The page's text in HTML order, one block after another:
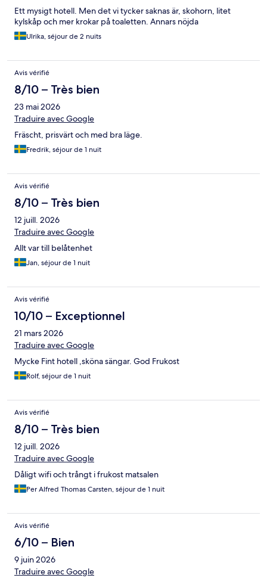
Ett mysigt hotell. Men det vi tycker saknas är, skohorn, litet
kylskåp och mer krokar på toaletten. Annars nöjda
Ulrika, séjour de 2 nuits
Avis vérifié
8/10 – Très bien
23 mai 2026
Traduire avec Google
Fräscht, prisvärt och med bra läge.
Fredrik, séjour de 1 nuit
Avis vérifié
8/10 – Très bien
12 juill. 2026
Traduire avec Google
Allt var till belåtenhet
Jan, séjour de 1 nuit
Avis vérifié
10/10 – Exceptionnel
21 mars 2026
Traduire avec Google
Mycke Fint hotell ,sköna sängar. God Frukost
Rolf, séjour de 1 nuit
Avis vérifié
8/10 – Très bien
12 juill. 2026
Traduire avec Google
Dåligt wifi och trångt i frukost matsalen
Per Alfred Thomas Carsten, séjour de 1 nuit
Avis vérifié
6/10 – Bien
9 juin 2026
Traduire avec Google